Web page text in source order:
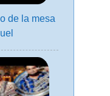
de la mesa